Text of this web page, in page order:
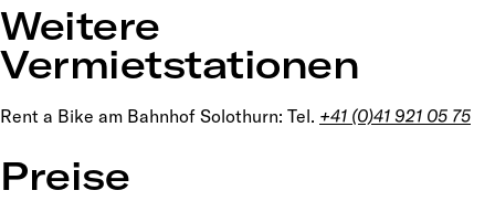
Weitere
Vermietstationen
Rent a Bike am Bahnhof Solothurn: Tel. +41 (0)41 921 05 75
Preise